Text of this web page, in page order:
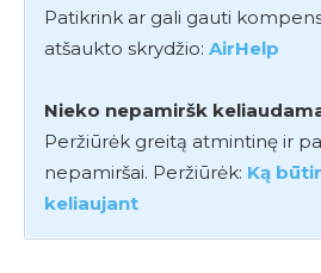
Patikrink ar gali gauti
atšaukto skrydžio: AirHelp
Nieko nepamiršk
Peržiūrėk greitą atmintinę ir
nepamiršai. Peržiūrėk: Ką
keliaujant